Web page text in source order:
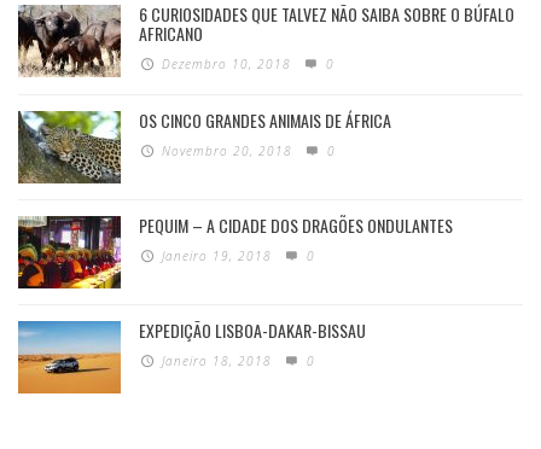
6 CURIOSIDADES QUE TALVEZ NÃO SAIBA SOBRE O BÚFALO
AFRICANO
Dezembro 10, 2018 0
OS CINCO GRANDES ANIMAIS DE ÁFRICA
Novembro 20, 2018 0
PEQUIM – A CIDADE DOS DRAGÕES ONDULANTES
Janeiro 19, 2018 0
EXPEDIÇÃO LISBOA-DAKAR-BISSAU
Janeiro 18, 2018 0